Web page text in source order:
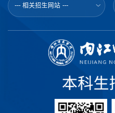
--- 相关招生网站 ---